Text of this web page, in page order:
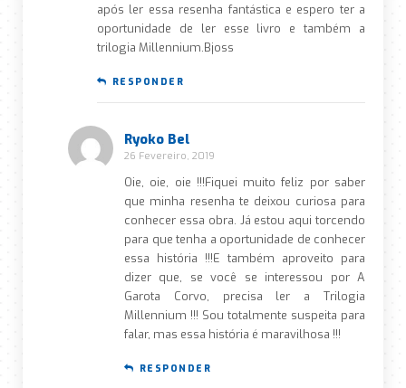
após ler essa resenha fantástica e espero ter a
oportunidade de ler esse livro e também a
trilogia Millennium.Bjoss
RESPONDER
Ryoko Bel
26 Fevereiro, 2019
Oie, oie, oie !!!Fiquei muito feliz por saber
que minha resenha te deixou curiosa para
conhecer essa obra. Já estou aqui torcendo
para que tenha a oportunidade de conhecer
essa história !!!E também aproveito para
dizer que, se você se interessou por A
Garota Corvo, precisa ler a Trilogia
Millennium !!! Sou totalmente suspeita para
falar, mas essa história é maravilhosa !!!
RESPONDER